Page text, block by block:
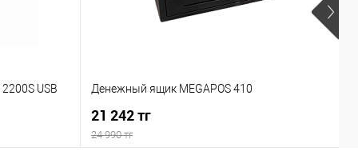
USB Денежный ящик MEGAPOS 410
21 242 тг
24 990 тг